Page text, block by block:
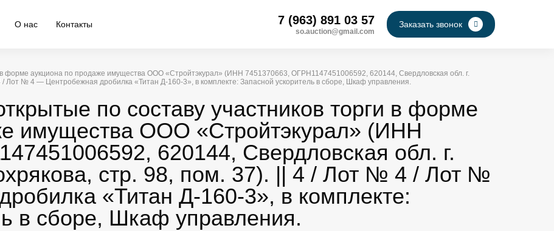
О нас Контакты 7 (963) 891 03 57
so.auction@gmail.com
Заказать звонок
форме аукциона по продаже имущества ООО «Стройтэкурал» (ИНН 7451370663, ОГРН1147451006592, 620144, Свердловская обл. г.
/ Лот № 4 — Центробежная дробилка «Титан Д-160-3», в комплекте: Запасной ускоритель в сборе, Шкаф управления.
по составу участников торги в форме
имущества ООО «Стройтэкурал» (ИНН
620144, Свердловская обл. г.
стр. 98, пом. 37). || 4 / Лот № 4 / Лот №
«Титан Д-160-3», в комплекте:
в сборе, Шкаф управления.